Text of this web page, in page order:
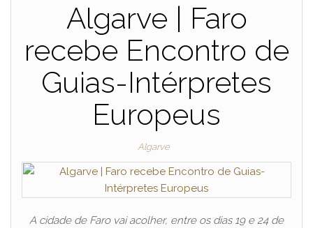
Algarve | Faro
recebe Encontro de
Guias-Intérpretes
Europeus
Algarve
A cidade de Faro vai acolher, entre os dias 19 e 24 de